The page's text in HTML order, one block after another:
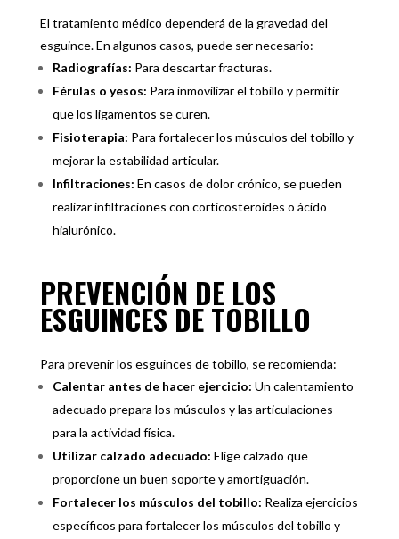
El tratamiento médico dependerá de la gravedad del
esguince. En algunos casos, puede ser necesario:
Radiografías: Para descartar fracturas.
Férulas o yesos: Para inmovilizar el tobillo y permitir
que los ligamentos se curen.
Fisioterapia: Para fortalecer los músculos del tobillo y
mejorar la estabilidad articular.
Infiltraciones: En casos de dolor crónico, se pueden
realizar infiltraciones con corticosteroides o ácido
hialurónico.
PREVENCIÓN DE LOS
ESGUINCES DE TOBILLO
Para prevenir los esguinces de tobillo, se recomienda:
Calentar antes de hacer ejercicio: Un calentamiento
adecuado prepara los músculos y las articulaciones
para la actividad física.
Utilizar calzado adecuado: Elige calzado que
proporcione un buen soporte y amortiguación.
Fortalecer los músculos del tobillo: Realiza ejercicios
específicos para fortalecer los músculos del tobillo y